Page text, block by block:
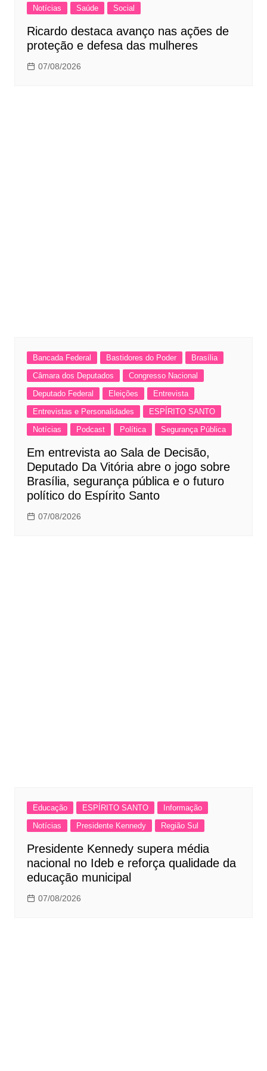
Notícias
Saúde Social
Ricardo destaca avanço nas ações de
proteção e defesa das mulheres
07/08/2026
Bancada Federal Bastidores do Poder
Brasília
Câmara dos Deputados
Congresso Nacional
Deputado Federal
Eleições
Entrevista
Entrevistas e Personalidades
ESPÍRITO SANTO
Notícias
Podcast Política Segurança Pública
Em entrevista ao Sala de Decisão,
Deputado Da Vitória abre o jogo sobre
Brasília, segurança pública e o futuro
político do Espírito Santo
07/08/2026
Educação ESPÍRITO SANTO
Informação
Notícias
Presidente Kennedy Região Sul
Presidente Kennedy supera média
nacional no Ideb e reforça qualidade da
educação municipal
07/08/2026